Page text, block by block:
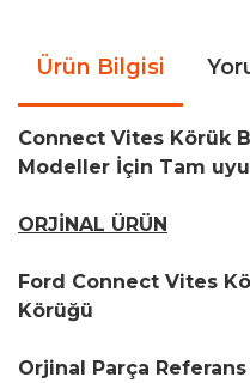
Ürün Bilgisi
Connect Vites Körük
Modeller İçin Tam
ORJİNAL ÜRÜN
Ford Connect Vites
Körüğü
Orjinal Parça